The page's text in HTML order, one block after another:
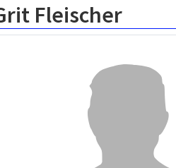
Fleischer